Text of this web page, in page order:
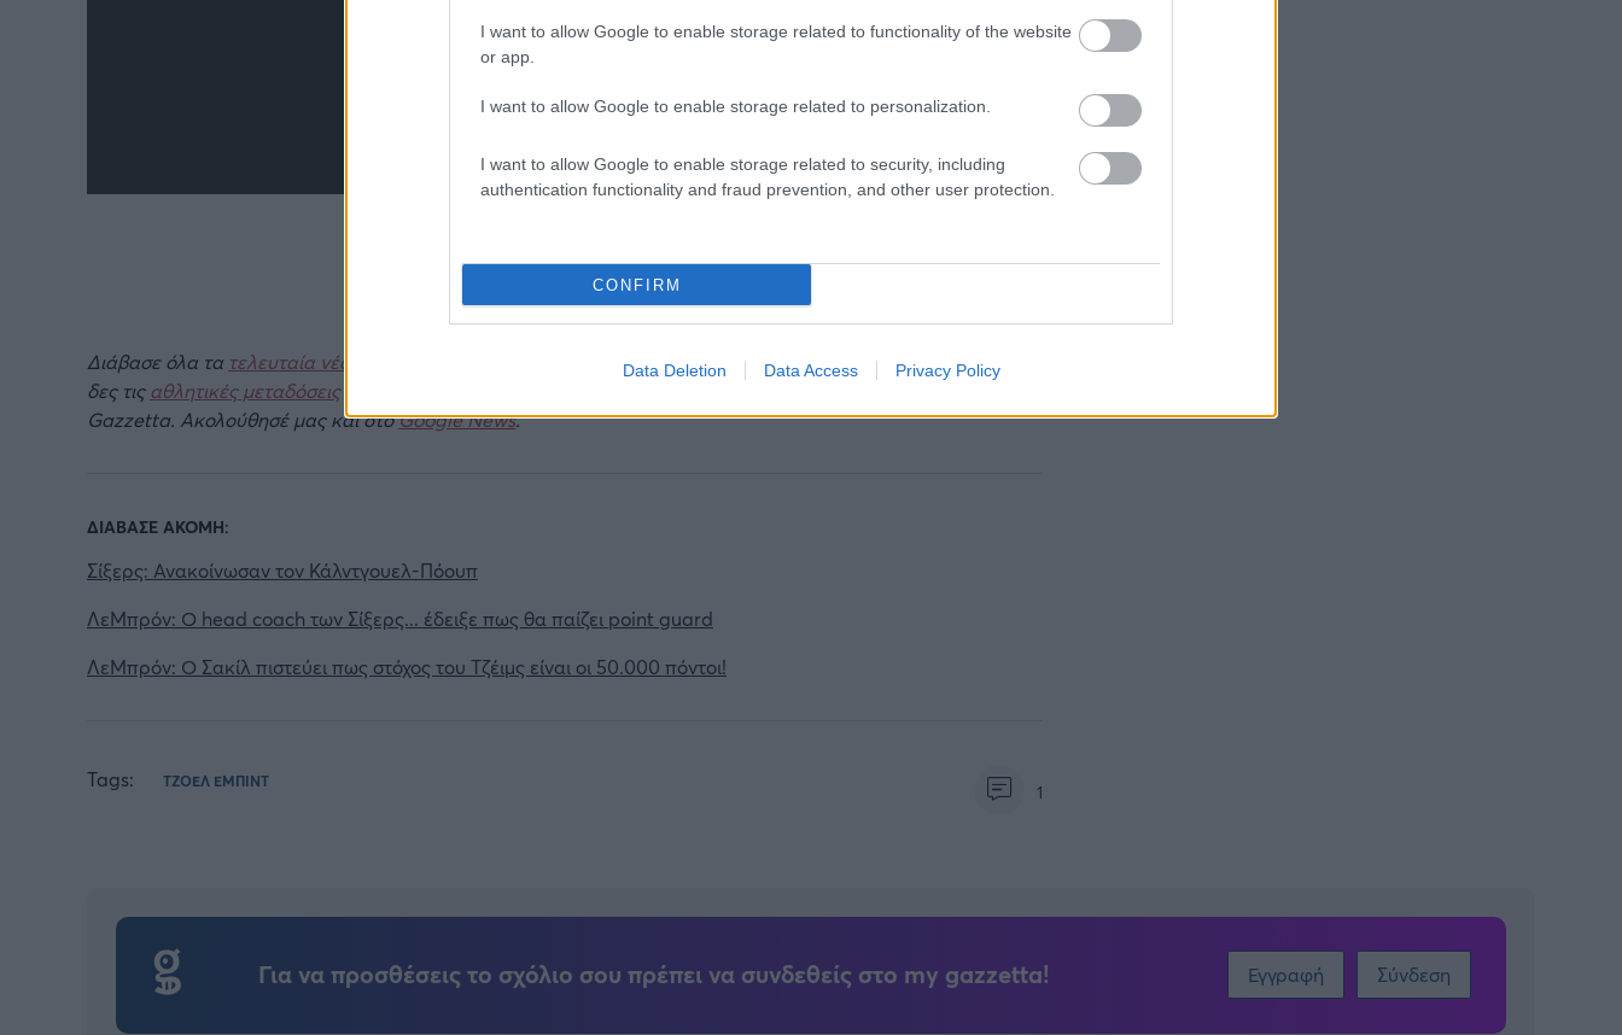
I want to allow Google to enable storage related to functionality of the website
or app.
I want to allow Google to enable storage related to personalization.
I want to allow Google to enable storage related to security, including
authentication functionality and fraud prevention, and other user protection.
CONFIRM
Data Deletion Data Access Privacy Policy
Διάβασε όλα τα τελευταία νέα της αθλητικής επικαιρότητας. Μάθε για όλους τους live αγώνες σήμερακαι
δες τιςαθλητικές μεταδόσειςτης ημέρας και της εβδομάδας μέσα από το υπερπλήρες Πρόγραμμα TV του
Gazzetta. Ακολούθησέ μας και στοGoogle News.
ΔΙΑΒΑΣΕ ΑΚΟΜΗ:
Σίξερς: Ανακοίνωσαν τον Κάλντγουελ-Πόουπ
ΛεΜπρόν: Ο head coach των Σίξερς... έδειξε πως θα παίζει point guard
ΛεΜπρόν: Ο Σακίλ πιστεύει πως στόχος του Τζέιμς είναι οι 50.000 πόντοι!
Tags: ΤΖΟΕΛ ΕΜΠΙΝΤ 1
Για να προσθέσεις το σχόλιο σου πρέπει να συνδεθείς στο my gazzetta! Εγγραφή Σύνδεση